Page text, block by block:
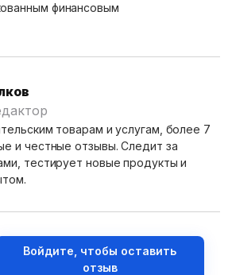
финансовым
товарам и услугам, более 7
и честные отзывы. Следит за
тестирует новые продукты и
Войдите, чтобы оставить
отзыв